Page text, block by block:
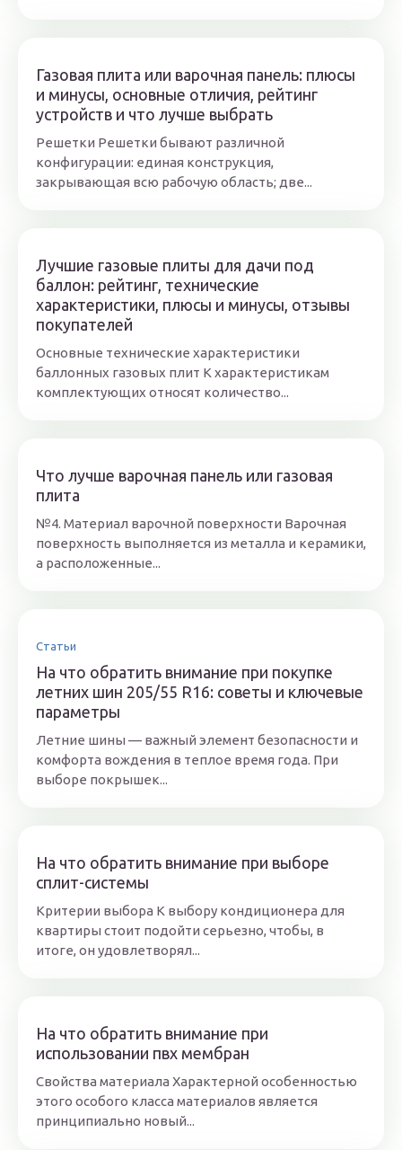
Газовая плита или варочная панель: плюсы
и минусы, основные отличия, рейтинг
устройств и что лучше выбрать
Решетки Решетки бывают различной
конфигурации: единая конструкция,
закрывающая всю рабочую область; две...
Лучшие газовые плиты для дачи под
баллон: рейтинг, технические
характеристики, плюсы и минусы, отзывы
покупателей
Основные технические характеристики
баллонных газовых плит К характеристикам
комплектующих относят количество...
Что лучше варочная панель или газовая
плита
№4. Материал варочной поверхности Варочная
поверхность выполняется из металла и керамики,
а расположенные...
Статьи
На что обратить внимание при покупке
летних шин 205/55 R16: советы и ключевые
параметры
Летние шины — важный элемент безопасности и
комфорта вождения в теплое время года. При
выборе покрышек...
На что обратить внимание при выборе
сплит-системы
Критерии выбора К выбору кондиционера для
квартиры стоит подойти серьезно, чтобы, в
итоге, он удовлетворял...
На что обратить внимание при
использовании пвх мембран
Свойства материала Характерной особенностью
этого особого класса материалов является
принципиально новый...